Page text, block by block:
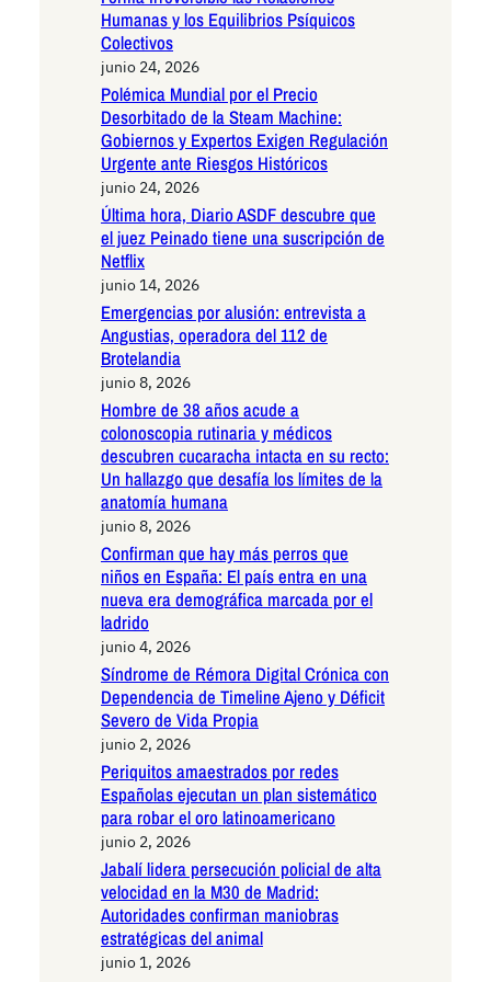
Humanas y los Equilibrios Psíquicos
Colectivos
junio 24, 2026
Polémica Mundial por el Precio
Desorbitado de la Steam Machine:
Gobiernos y Expertos Exigen Regulación
Urgente ante Riesgos Históricos
junio 24, 2026
Última hora, Diario ASDF descubre que
el juez Peinado tiene una suscripción de
Netflix
junio 14, 2026
Emergencias por alusión: entrevista a
Angustias, operadora del 112 de
Brotelandia
junio 8, 2026
Hombre de 38 años acude a
colonoscopia rutinaria y médicos
descubren cucaracha intacta en su recto:
Un hallazgo que desafía los límites de la
anatomía humana
junio 8, 2026
Confirman que hay más perros que
niños en España: El país entra en una
nueva era demográfica marcada por el
ladrido
junio 4, 2026
Síndrome de Rémora Digital Crónica con
Dependencia de Timeline Ajeno y Déficit
Severo de Vida Propia
junio 2, 2026
Periquitos amaestrados por redes
Españolas ejecutan un plan sistemático
para robar el oro latinoamericano
junio 2, 2026
Jabalí lidera persecución policial de alta
velocidad en la M30 de Madrid:
Autoridades confirman maniobras
estratégicas del animal
junio 1, 2026